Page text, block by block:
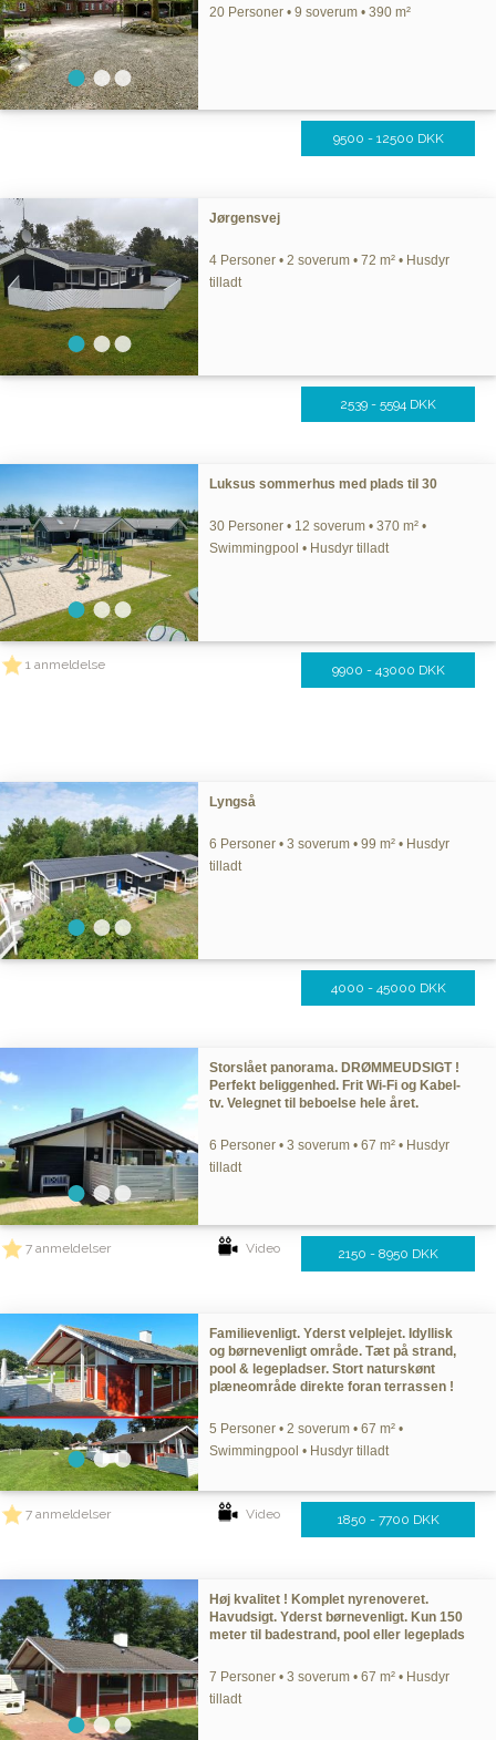
20 Personer • 9 soverum • 390 m²
9500 - 12500 DKK
Jørgensvej
4 Personer • 2 soverum • 72 m² • Husdyr
tilladt
2539 - 5594 DKK
Luksus sommerhus med plads til 30
30 Personer • 12 soverum • 370 m² •
Swimmingpool • Husdyr tilladt
1 anmeldelse 9900 - 43000 DKK
Lyngså
6 Personer • 3 soverum • 99 m² • Husdyr
tilladt
4000 - 45000 DKK
Storslået panorama. DRØMMEUDSIGT !
Perfekt beliggenhed. Frit Wi-Fi og Kabel-
tv. Velegnet til beboelse hele året.
6 Personer • 3 soverum • 67 m² • Husdyr
tilladt
7 anmeldelser Video 2150 - 8950 DKK
Familievenligt. Yderst velplejet. Idyllisk
og børnevenligt område. Tæt på strand,
pool & legepladser. Stort naturskønt
plæneområde direkte foran terrassen !
5 Personer • 2 soverum • 67 m² •
Swimmingpool • Husdyr tilladt
7 anmeldelser Video 1850 - 7700 DKK
Høj kvalitet ! Komplet nyrenoveret.
Havudsigt. Yderst børnevenligt. Kun 150
meter til badestrand, pool eller legeplads
7 Personer • 3 soverum • 67 m² • Husdyr
tilladt